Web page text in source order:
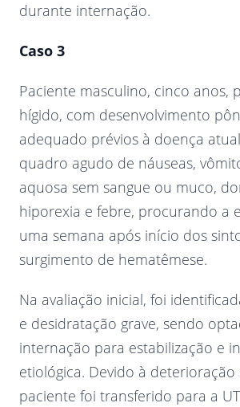
durante internação.
Caso 3
Paciente masculino, cinco anos,
hígido, com desenvolvimento
adequado prévios à doença
quadro agudo de náuseas,
aquosa sem sangue ou muco,
hiporexia e febre, procurando a
uma semana após início dos
surgimento de hematêmese.
Na avaliação inicial, foi
e desidratação grave, sendo
internação para estabilização e
etiológica. Devido à deterioração
paciente foi transferido para a